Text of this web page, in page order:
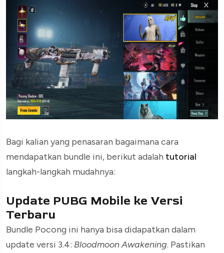
Bagi kalian yang penasaran bagaimana cara
mendapatkan bundle ini, berikut adalah tutorial
langkah-langkah mudahnya:
Update PUBG Mobile ke Versi
Terbaru
Bundle Pocong ini hanya bisa didapatkan dalam
update versi 3.4: Bloodmoon Awakening. Pastikan